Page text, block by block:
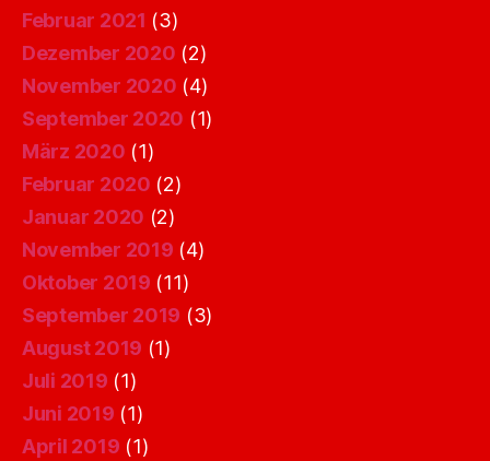
Februar 2021 (3)
Dezember 2020 (2)
November 2020 (4)
September 2020 (1)
März 2020 (1)
Februar 2020 (2)
Januar 2020 (2)
November 2019 (4)
Oktober 2019 (11)
September 2019 (3)
August 2019 (1)
Juli 2019 (1)
Juni 2019 (1)
April 2019 (1)